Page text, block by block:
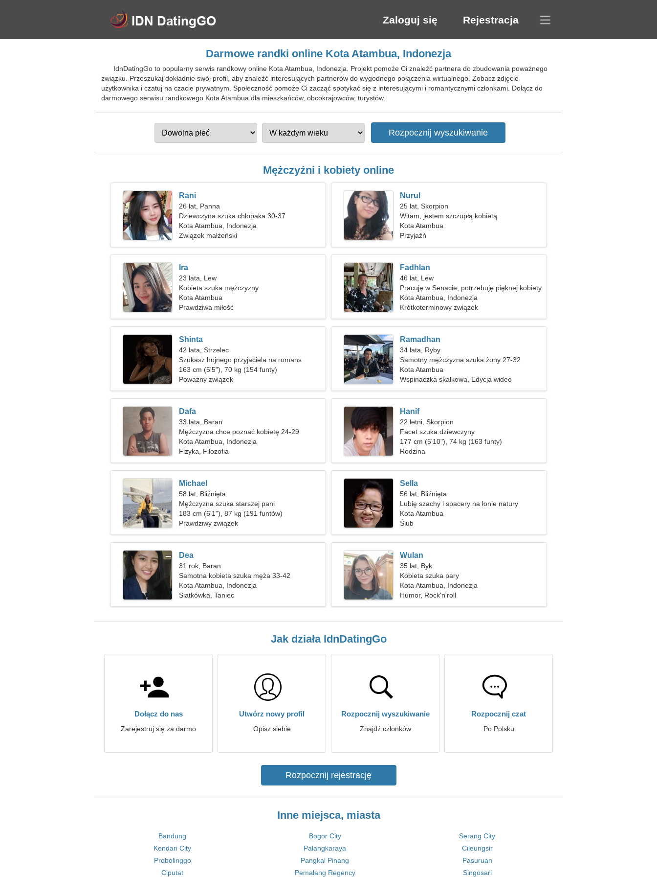
Zaloguj się Rejestracja
Darmowe randki online Kota Atambua, Indonezja
IdnDatingGo to popularny serwis randkowy online Kota Atambua, Indonezja. Projekt pomoże Ci znaleźć partnera do zbudowania poważnego
związku. Przeszukaj dokładnie swój profil, aby znaleźć interesujących partnerów do wygodnego połączenia wirtualnego. Zobacz zdjęcie
użytkownika i czatuj na czacie prywatnym. Społeczność pomoże Ci zacząć spotykać się z interesującymi i romantycznymi członkami. Dołącz do
darmowego serwisu randkowego Kota Atambua dla mieszkańców, obcokrajowców, turystów.
Mężczyźni i kobiety online
Rani
26 lat, Panna
Dziewczyna szuka chłopaka 30-37
Kota Atambua, Indonezja
Związek małżeński
Nurul
25 lat, Skorpion
Witam, jestem szczupłą kobietą
Kota Atambua
Przyjaźń
Ira
23 lata, Lew
Kobieta szuka mężczyzny
Kota Atambua
Prawdziwa miłość
Fadhlan
46 lat, Lew
Pracuję w Senacie, potrzebuję pięknej kobiety
Kota Atambua, Indonezja
Krótkoterminowy związek
Shinta
42 lata, Strzelec
Szukasz hojnego przyjaciela na romans
163 cm (5'5"), 70 kg (154 funty)
Poważny związek
Ramadhan
34 lata, Ryby
Samotny mężczyzna szuka żony 27-32
Kota Atambua
Wspinaczka skałkowa, Edycja wideo
Dafa
33 lata, Baran
Mężczyzna chce poznać kobietę 24-29
Kota Atambua, Indonezja
Fizyka, Filozofia
Hanif
22 letni, Skorpion
Facet szuka dziewczyny
177 cm (5'10"), 74 kg (163 funty)
Rodzina
Michael
58 lat, Bliźnięta
Mężczyzna szuka starszej pani
183 cm (6'1"), 87 kg (191 funtów)
Prawdziwy związek
Sella
56 lat, Bliźnięta
Lubię szachy i spacery na łonie natury
Kota Atambua
Ślub
Dea
31 rok, Baran
Samotna kobieta szuka męża 33-42
Kota Atambua, Indonezja
Siatkówka, Taniec
Wulan
35 lat, Byk
Kobieta szuka pary
Kota Atambua, Indonezja
Humor, Rock'n'roll
Jak działa IdnDatingGo
Dołącz do nas
Zarejestruj się za darmo
Utwórz nowy profil
Opisz siebie
Rozpocznij wyszukiwanie
Znajdź członków
Rozpocznij czat
Po Polsku
Rozpocznij rejestrację
Inne miejsca, miasta
Bandung Bogor City
Serang City
Kendari City
Palangkaraya
Cileungsir
Probolinggo
Pangkal Pinang
Pasuruan
Ciputat
Pemalang Regency Singosari